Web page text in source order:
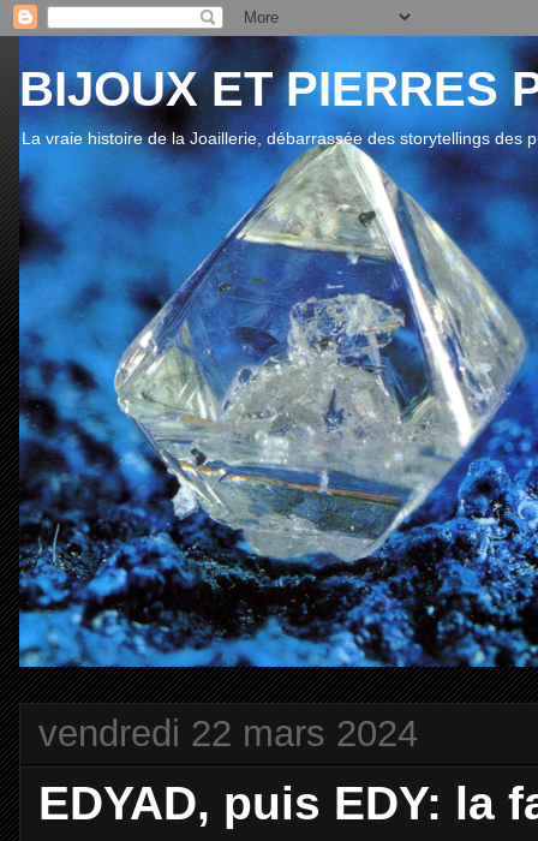
BIJOUX ET PIERRES
La vraie histoire de la Joaillerie, débarrassée des storytellings des
vendredi 22 mars 2024
EDYAD, puis EDY: la